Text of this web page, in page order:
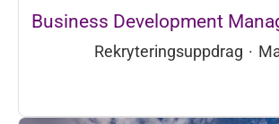
Business Development
Rekryteringsuppdrag ·